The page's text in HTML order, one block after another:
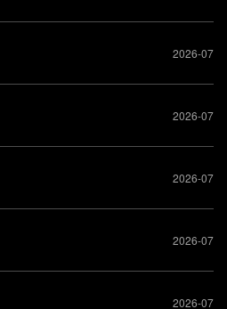
2026-07
2026-07
2026-07
2026-07
2026-07